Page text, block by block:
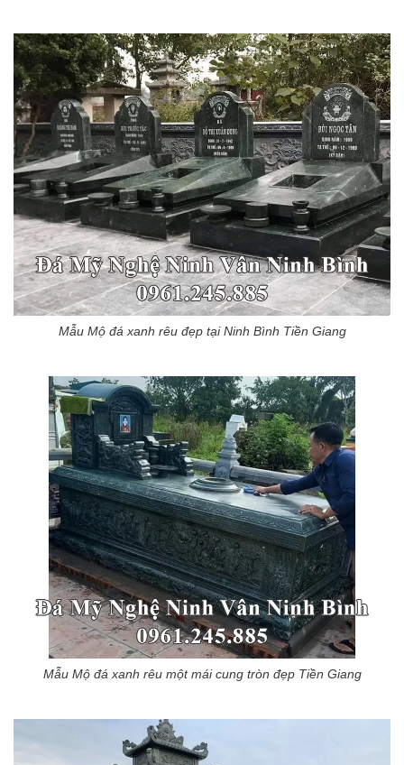
Mẫu Mộ đá xanh rêu đẹp tại Ninh Bình Tiền Giang
Mẫu Mộ đá xanh rêu một mái cung tròn đẹp Tiền Giang